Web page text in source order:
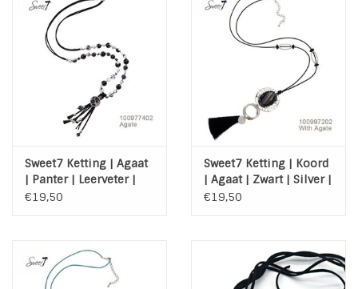
Sweet7 Ketting | Agaat
| Panter | Leerveter |
Zwart | Wit | Silver
€19,50
Sweet7 Ketting | Koord
| Agaat | Zwart | Silver |
Tassel
€19,50